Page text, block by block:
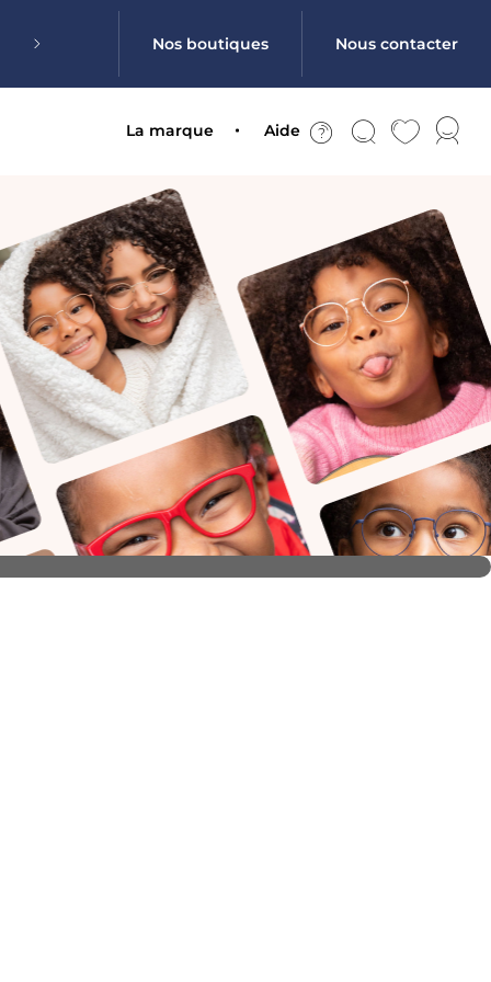
Nos boutiques Nous contacter
La marque Aide